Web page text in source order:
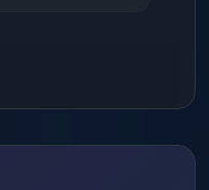
🛡️
бана сведен